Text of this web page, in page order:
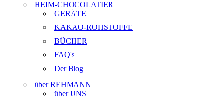
HEIM-CHOCOLATIER
GERÄTE
KAKAO-ROHSTOFFE
BÜCHER
FAQ's
Der Blog
über REHMANN
über UNS